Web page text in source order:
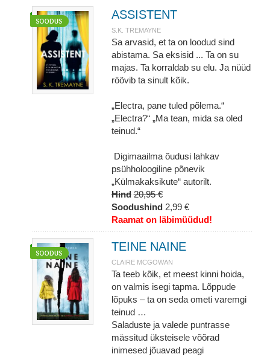
ASSISTENT
S.K. TREMAYNE
Sa arvasid, et ta on loodud sind
abistama. Sa eksisid ... Ta on su
majas. Ta korraldab su elu. Ja nüüd
röövib ta sinult kõik.
„Electra, pane tuled põlema.“
„Electra?“ „Ma tean, mida sa oled
teinud.“
Digimaailma õudusi lahkav
psühholoogiline põnevik
„Külmakaksikute“ autorilt.
Hind 20,95 €
Soodushind 2,99 €
Raamat on läbimüüdud!
TEINE NAINE
CLAIRE MCGOWAN
Ta teeb kõik, et meest kinni hoida,
on valmis isegi tapma. Lõppude
lõpuks – ta on seda ometi varemgi
teinud …
Saladuste ja valede puntrasse
mässitud üksteisele võõrad
inimesed jõuavad peagi